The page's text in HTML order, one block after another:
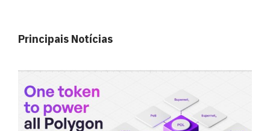
Principais Notícias